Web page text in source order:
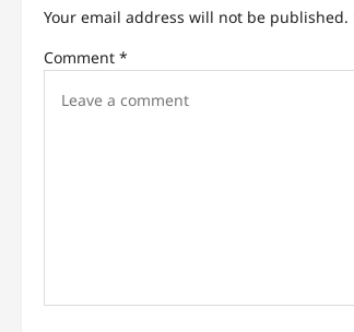
i
n
Your email address will not be published.
Comment *